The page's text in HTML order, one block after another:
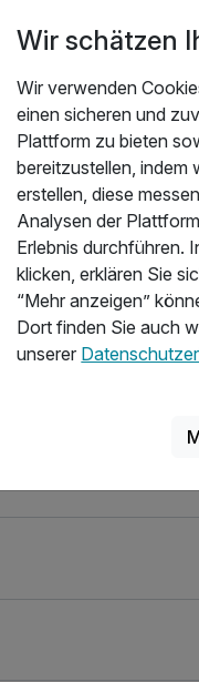
l 2 Nächte
mit den vielen
Personal
Wir schätzen
Wir verwenden
einen sicheren und
Plattform zu bieten
bereitzustellen, indem
erstellen, diese
Analysen der
Erlebnis durchführen.
klicken, erklären Sie
“Mehr anzeigen”
Dort finden Sie auch
unserer